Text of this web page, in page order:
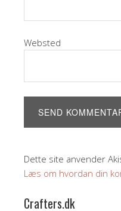
Websted
Dette site anvender
Læs om hvordan din
Crafters.dk